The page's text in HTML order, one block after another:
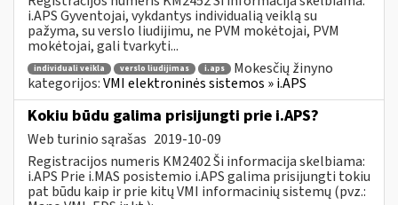
i.APS Gyventojai, vykdantys individualią veiklą su
pažyma, su verslo liudijimu, ne PVM mokėtojai, PVM
mokėtojai, gali tvarkyti...
individuali veikla verslo liudijimas i.aps
Mokesčių žinyno
kategorijos:VMI elektroninės sistemos » i.APS
Kokiu būdu galima prisijungti prie i.APS?
Web turinio sąrašas 2019-10-09
Registracijos numeris KM2402 Ši informacija skelbiama:
i.APS Prie i.MAS posistemio i.APS galima prisijungti tokiu
pat būdu kaip ir prie kitų VMI informacinių sistemų (pvz.: